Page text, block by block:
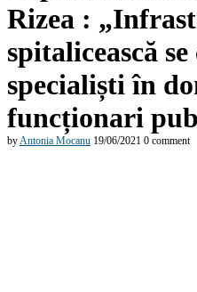
Rizea :
spitalicească
specialiști în
funcționari
byAntonia Mocanu 19/06/2021 0 comment